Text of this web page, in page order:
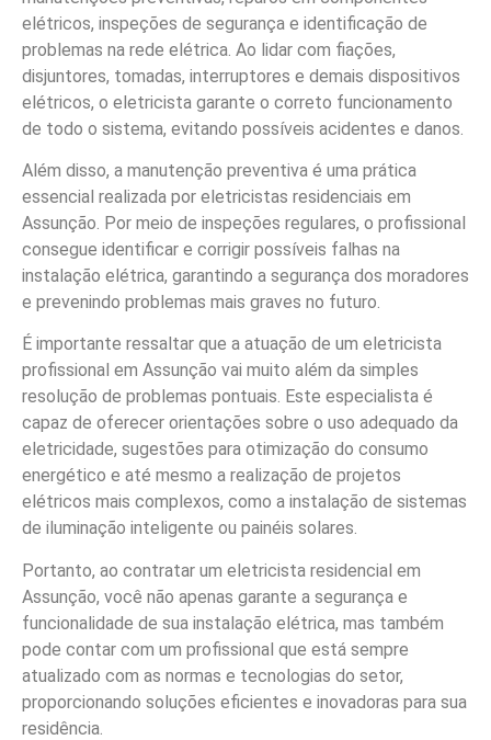
elétricos, inspeções de segurança e identificação de
problemas na rede elétrica. Ao lidar com fiações,
disjuntores, tomadas, interruptores e demais dispositivos
elétricos, o eletricista garante o correto funcionamento
de todo o sistema, evitando possíveis acidentes e danos.
Além disso, a manutenção preventiva é uma prática
essencial realizada por eletricistas residenciais em
Assunção. Por meio de inspeções regulares, o profissional
consegue identificar e corrigir possíveis falhas na
instalação elétrica, garantindo a segurança dos moradores
e prevenindo problemas mais graves no futuro.
É importante ressaltar que a atuação de um eletricista
profissional em Assunção vai muito além da simples
resolução de problemas pontuais. Este especialista é
capaz de oferecer orientações sobre o uso adequado da
eletricidade, sugestões para otimização do consumo
energético e até mesmo a realização de projetos
elétricos mais complexos, como a instalação de sistemas
de iluminação inteligente ou painéis solares.
Portanto, ao contratar um eletricista residencial em
Assunção, você não apenas garante a segurança e
funcionalidade de sua instalação elétrica, mas também
pode contar com um profissional que está sempre
atualizado com as normas e tecnologias do setor,
proporcionando soluções eficientes e inovadoras para sua
residência.